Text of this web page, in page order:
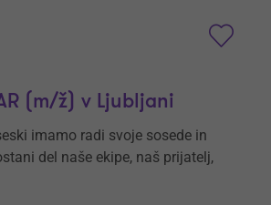
(m/ž) v Ljubljani
imamo radi svoje sosede in
del naše ekipe, naš prijatelj,